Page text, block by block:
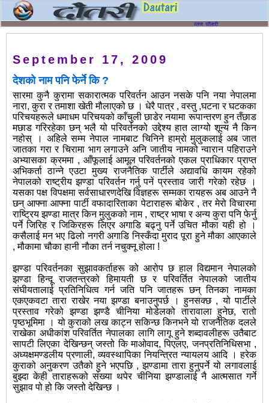
September 17, 2009
देशको नाम पनि फेर्ने कि ?
सारमा कुनै कुरामा सकारात्मक परिवर्तन आउन नसके पनि नया नेपालमा
नारा, कुरा र तमाशा खेती मौलाएको छ । धेरै पात्र , वस्तु ,घटना र घटकका
परिचयहरूले धमाधम परिचयको काँचुली छाडेर नयामा रूपान्तरण हुन तँछाड
मछाड गरिरहेका छन् भलै यो परिवर्तनको उद्देश्य हात लाग्यो शून्य नै किन
नहोस् । अहिले सम्म नेपाल नामबाट चिनिने हाम्रो मुलुकलाई अब जात
जातका गरा र चिरामा भाग लगाउने अनि जातीय नामको न्वारान पहिराउने
अभ्यासका क्रममा , आँफूलाई आमूल परिवर्तनको एकल प्राधिकार प्राप्त
अभिकर्ता ठान्ने एउटा मुख्य राजनैतिक पार्टीले अद्यावधि कायम रहेको
नेपालको राष्ट्रीय झण्डा परिवर्तन गर्नु पर्ने प्रस्ताव जारी गरेको रहेछ ।
यसका पक्ष विपक्षमा सर्वसाधारणदेखि विज्ञहरू सम्मका रायहरू अब आउने नै
छन् आफ्ना आफ्ना पार्टी वफादारिताका पेटाराहरू बोकेर , तर मेरो विचारमा
राष्ट्रिय झण्डा मात्र किन मुलुकको नाम , राष्ट्र भाषा र अन्य कुरा पनि फेर्नु
पर्ने जिरिह र जिकिरहरू लिएर अगाडि बढ्नु पर्ने उचित मौका यही हो ।
कसैलाई मन भए ढिलो नगरी अगाडि निस्कँदा मुराद पूरा हुने मौका आएकाले
, मौकामा चौका हानी नौका तर्न नचुक्नू होला !
झण्डा परिवर्तनका सुझावकर्ताहरू को आरोप छ हाल विद्यमान नेपालको
झण्डा हिन्दू राजतन्त्रको हिमायती छ र परिवर्तित नेपालको जातीय
संघीयतालाई प्रतिनिधित्व गर्न जति पनि जातहरू छन् तिनका नामका
एकएकवटा तारा राखेर नया झण्डा बनाउनुपर्छ । हुनसक्छ , यो पार्टीले
प्रस्ताव गरेको झण्डा झण्डै चीनिया मोडेलको तारावाला हुनेछ, रातो
पृष्ठभूमिमा । यो कुराको लख काट्न सकिन्छ किनभने यो राजनैतिक दलले
राखेका अधीकांश परिवर्तित नेपालका लागि लागू हुने शब्दावलीहरू उतैबाट
सापटी लिएका देखिन्छन् जस्तो कि माओवाद, पिएलए, जनप्रतिनिधिसभा ,
अध्यक्षमण्डलीय प्रणाली, व्यवस्थापिका नियन्त्रित न्यायलय आदि । हरेक
कुराको अनुकरण उतैको हुने भएपछि , झण्डामा तारा हुनुपर्ने यो लगावलाई
बुझ्दा केही ताराहरूको संख्या थपेर चीनिया झण्डालाई नै आत्मसात गर्ने
सुझाव पो हो कि जस्तो देखिन्छ ।